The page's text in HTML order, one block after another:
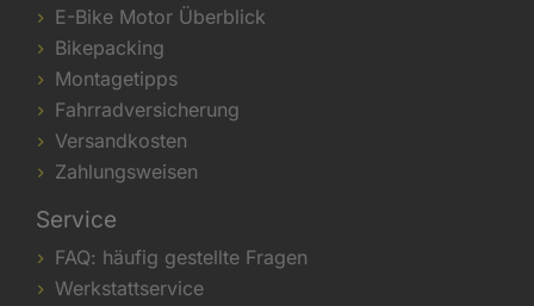
E-Bike Motor Überblick
Bikepacking
Montagetipps
Fahrradversicherung
Versandkosten
Zahlungsweisen
Service
FAQ: häufig gestellte Fragen
Werkstattservice